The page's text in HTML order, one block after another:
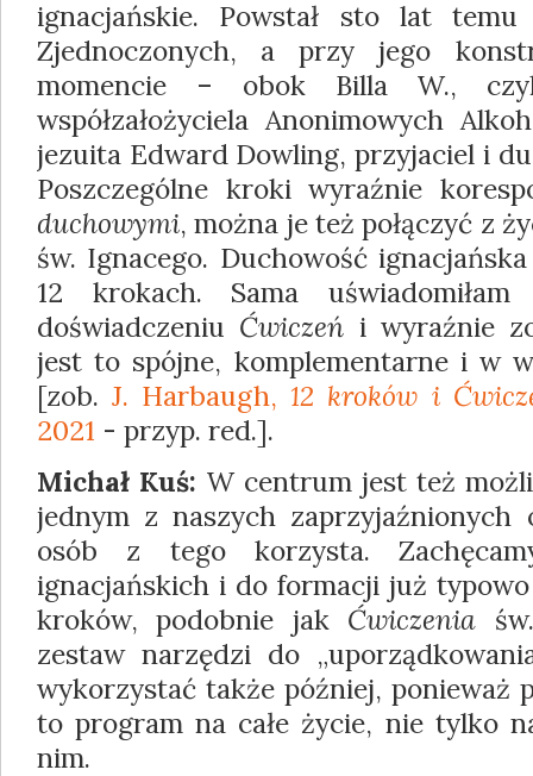
ignacjańskie. Powstał sto lat
Zjednoczonych, a przy jego
momencie – obok Billa W.,
współzałożyciela Anonimowych
jezuita Edward Dowling, przyjaciel i
Poszczególne kroki wyraźnie
duchowymi, można je też połączyć z
św. Ignacego. Duchowość
12 krokach. Sama
doświadczeniu Ćwiczeń i wyraźnie
jest to spójne, komplementarne i w
[zob.J. Harbaugh, 12 kroków i
2021 - przyp. red.].
Michał Kuś: W centrum jest też
jednym z naszych
osób z tego korzysta.
ignacjańskich i do formacji już
kroków, podobnie jak Ćwiczenia
zestaw narzędzi do
wykorzystać także później, ponieważ
to program na całe życie, nie tylko
nim.